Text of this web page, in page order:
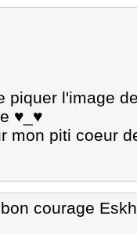
piquer l'image
♥_♥
mon piti coeur
courage